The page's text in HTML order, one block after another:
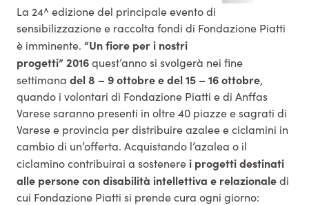
La 24^ edizione del principale evento di
sensibilizzazione e raccolta fondi di Fondazione Piatti
è imminente. “Un fiore per i nostri
progetti” 2016quest’anno si svolgerà nei fine
settimana del 8 – 9 ottobre e del 15 – 16 ottobre,
quando i volontari di Fondazione Piatti e di Anffas
Varese saranno presenti in oltre 40 piazze e sagrati di
Varese e provincia per distribuire azalee e ciclamini in
cambio di un’offerta. Acquistando l’azalea o il
ciclamino contribuirai a sostenere i progetti destinati
alle persone con disabilità intellettiva e relazionaledi
cui Fondazione Piatti si prende cura ogni giorno: